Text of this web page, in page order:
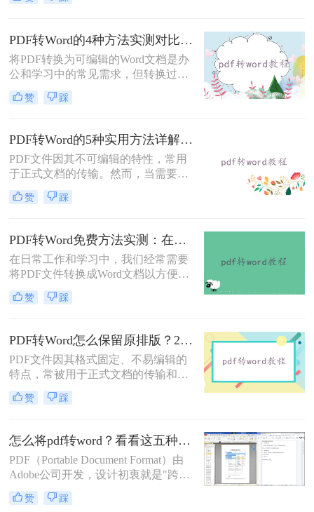
将重点介绍三种免费且无需专业技能
PDF转Word的4种方法实测对比：在线工具、Adobe Acrobat、Word内置与OCR识别方案选择！
将PDF转换为可编辑的Word文档是办
公和学习中的常见需求，但转换过程
中常出现格式错乱、图片丢失等问
题。那么pdf文档怎么转换成word格式
助你高效完成转换。
赞 踩
PDF转Word的5种实用方法详解：含扫描件OCR处理与格式校对指南！
PDF文件因其不可编辑的特性，常用
于正式文档的传输。然而，当需要对
PDF内容进行修改时，将其转换为可
编辑的Word文档是必要的。那么pdf
常见且高效的方法，帮助您快速完成
转换。
赞 踩
PDF转Word免费方法实测：在线工具、Word内置功能与手动复制3种方式对比！
在日常工作和学习中，我们经常需要
将PDF文件转换成Word文档以方便编
辑。那么怎么不花钱把pdf转成word
呢？以下是三种可以免费使用的PDF
选择最适合的方式。
赞 踩
PDF转Word怎么保留原排版？2种方法对比：Adobe Acrobat DC与专业转换软件实测
PDF文件因其格式固定、不易编辑的
特点，常被用于正式文档的传输和存
档。然而，当我们需要编辑PDF内容
时，将其转换为Word文档是常见需
乱，影响使用体验。那么pdf转word怎
么保留原排版呢？本文将介绍两种方
法，帮助你在PDF转Word时尽可能保
留原排版。
赞 踩
怎么将pdf转word？看看这五种转换方法！
PDF（Portable Document Format）由
Adobe公司开发，设计初衷就是"跨设
备一致性呈现"——无论在什么设备
上打开，排版都完全一样。这个优点
赞 踩